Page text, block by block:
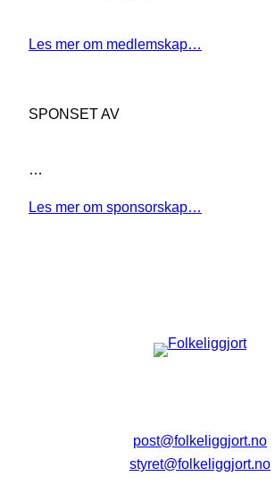
Les mer om medlemskap…
SPONSET AV
…
Les mer om sponsorskap…
post@folkeliggjort.no
styret@folkeliggjort.no